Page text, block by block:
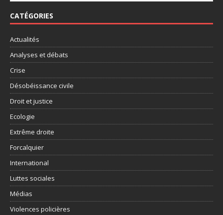
CATÉGORIES
Actualités
Analyses et débats
Crise
Désobéissance civile
Droit et justice
Ecologie
Extrême droite
Forcalquier
International
Luttes sociales
Médias
Violences policières